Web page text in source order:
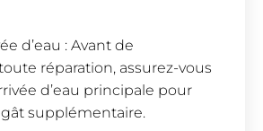
d’eau : Avant de
réparation, assurez-vous
d’eau principale pour
supplémentaire.